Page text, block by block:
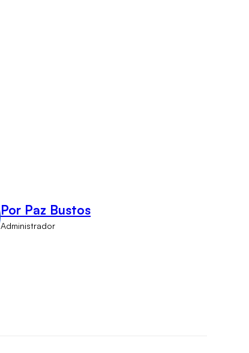
Por Paz Bustos
Administrador